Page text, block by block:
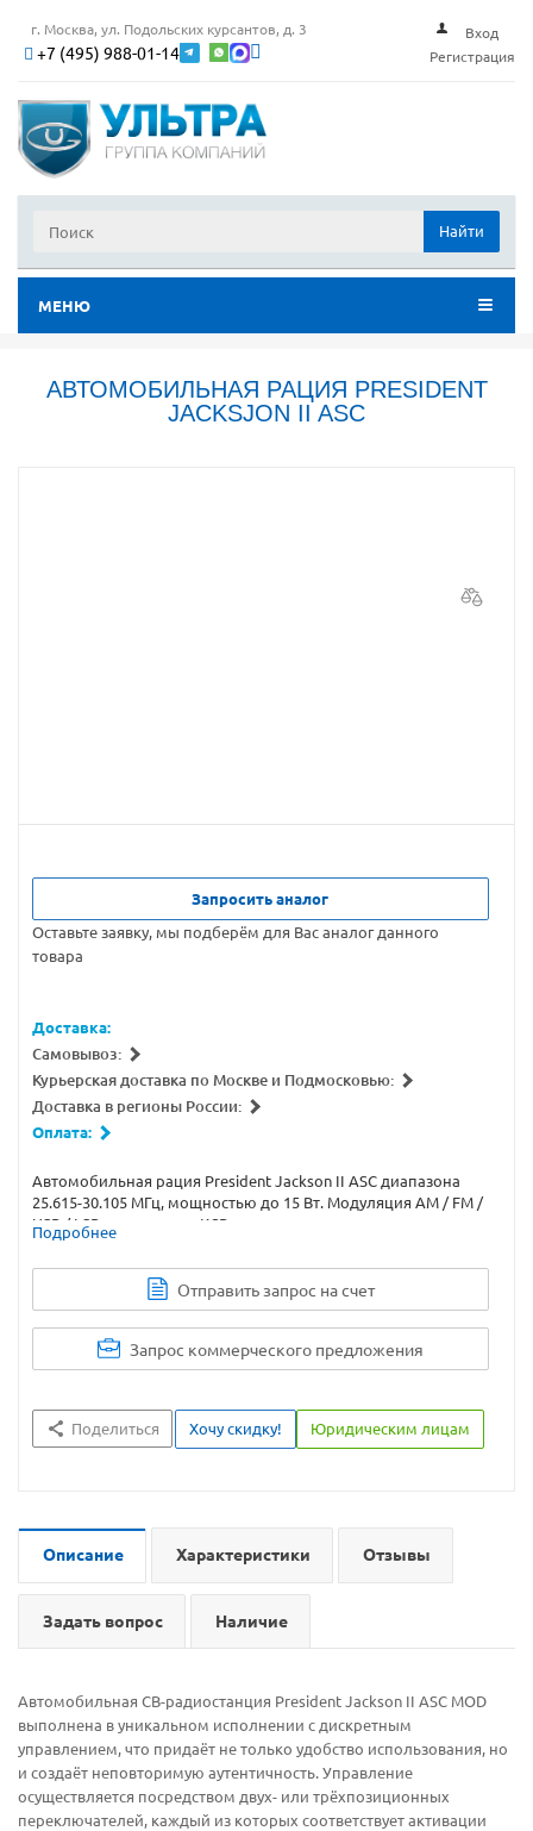
г. Москва, ул. Подольских курсантов, д. 3
+7 (495) 988-01-14
Вход
Регистрация
Найти
МЕНЮ
АВТОМОБИЛЬНАЯ РАЦИЯ PRESIDENT
JACKSJON II ASC
Запросить аналог
Оставьте заявку, мы подберём для Вас аналог данного
товара
Доставка:
Самовывоз:
Курьерская доставка по Москве и Подмосковью:
Доставка в регионы России:
Оплата:
Автомобильная рация President Jackson II ASC диапазона
25.615-30.105 МГц, мощностью до 15 Вт. Модуляция AM / FM /
USB / LSB, встроенные КСВ-метр и измеритель мощности,
автоматический ASQ и ручной шумоподавители.
Подробнее
Отправить запрос на счет
Запрос коммерческого предложения
Поделиться Хочу скидку! Юридическим лицам
Описание Характеристики Отзывы
Задать вопрос Наличие
Автомобильная CB-радиостанция President Jackson II ASC MOD
выполнена в уникальном исполнении с дискретным
управлением, что придаёт не только удобство использования, но
и создаёт неповторимую аутентичность. Управление
осуществляется посредством двух- или трёхпозиционных
переключателей, каждый из которых соответствует активации